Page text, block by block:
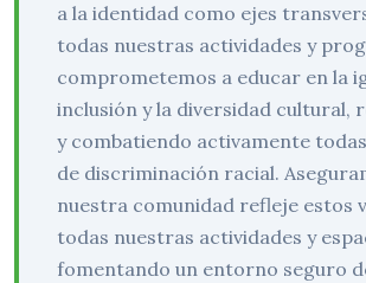
a la identidad como ejes
todas nuestras actividades y
comprometemos a educar en la
inclusión y la diversidad cultural,
y combatiendo activamente
de discriminación racial.
nuestra comunidad refleje estos
todas nuestras actividades y
fomentando un entorno seguro